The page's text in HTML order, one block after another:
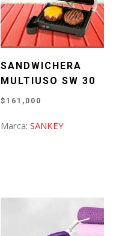
SANDWICHERA
MULTIUSO SW 30
$ 161,000
Marca:SANKEY